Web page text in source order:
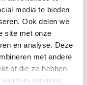
media te bieden
Ook delen we
site met onze
en analyse. Deze
met andere
of die ze hebben
hun services.
Prijs
v.a. €250,-
v.a. €250,-
v.a. €250,-
v.a. €250,-